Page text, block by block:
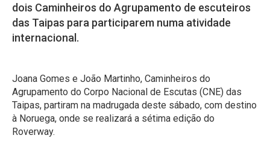
dois Caminheiros do Agrupamento de escuteiros
das Taipas para participarem numa atividade
internacional.
Joana Gomes e João Martinho, Caminheiros do
Agrupamento do Corpo Nacional de Escutas (CNE) das
Taipas, partiram na madrugada deste sábado, com destino
à Noruega, onde se realizará a sétima edição do
Roverway.